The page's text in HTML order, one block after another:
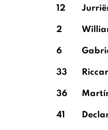
12
2
6
33
36
41